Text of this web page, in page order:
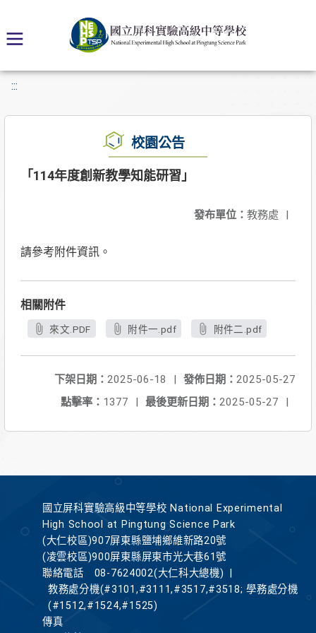
:::
校園公告
「114年度創新教學知能研習」
發布單位： 教務處 |
請參考附件資訊。
相關附件
來文.PDF 附件一.pdf 附件二.pdf
發佈日期： 2025-05-27
下架日期： 2025-06-18
|
最後更新日期： 2025-05-27 |
點擊率： 1377 |
國立屏科實驗高級中等學校 National Experimental
High School at Pingtung Science Park
(大仁校區)907屏東縣鹽埔鄉維新路20號
(凌雲校區)900屏東縣屏東市光大巷61號
聯絡電話
08-7624002(大仁科大總機)
教務處分機(#3101,#3111,#3517,#3518; 學務處分機
(#1512,#1524,#1525)
傳真